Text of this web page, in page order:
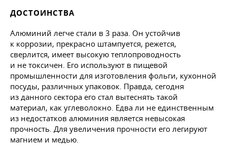
ДОСТОИНСТВА
Алюминий легче стали в 3 раза. Он устойчив
к коррозии, прекрасно штампуется, режется,
сверлится, имеет высокую теплопроводность
и не токсичен. Его используют в пищевой
промышленности для изготовления фольги, кухонной
посуды, различных упаковок. Правда, сегодня
из данного сектора его стал вытеснять такой
материал, как углеволокно. Едва ли не единственным
из недостатков алюминия является невысокая
прочность. Для увеличения прочности его легируют
магнием и медью.